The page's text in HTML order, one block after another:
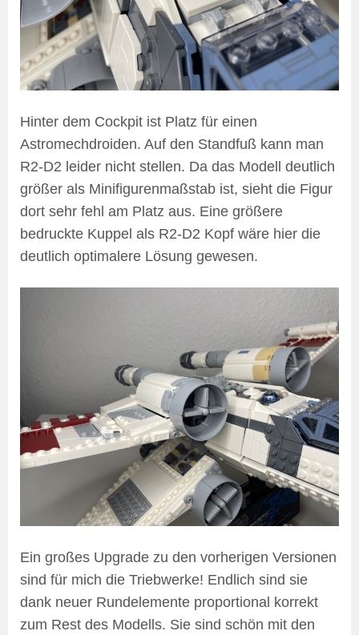
Hinter dem Cockpit ist Platz für einen
Astromechdroiden. Auf den Standfuß kann man
R2-D2 leider nicht stellen. Da das Modell deutlich
größer als Minifigurenmaßstab ist, sieht die Figur
dort sehr fehl am Platz aus. Eine größere
bedruckte Kuppel als R2-D2 Kopf wäre hier die
deutlich optimalere Lösung gewesen.
Ein großes Upgrade zu den vorherigen Versionen
sind für mich die Triebwerke! Endlich sind sie
dank neuer Rundelemente proportional korrekt
zum Rest des Modells. Sie sind schön mit den